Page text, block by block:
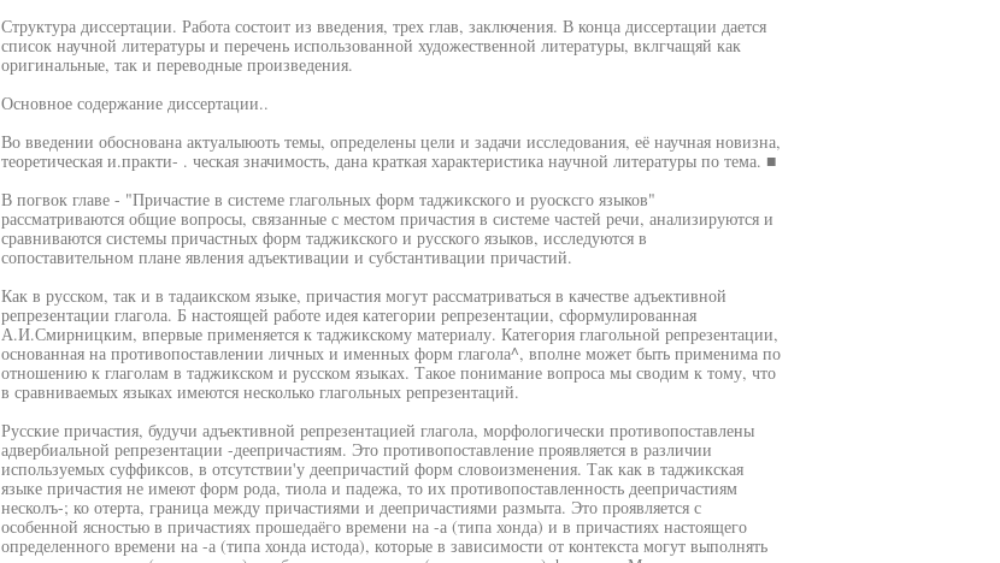
Структура диссертации. Работа состоит из введения, трех глав, заключения. В конца диссертации дается
список научной литературы и перечень использованной художественной литературы, вклгчащяй как
оригинальные, так и переводные произведения.
Основное содержание диссертации..
Во введении обоснована актуалыюоть темы, определены цели и задачи исследования, её научная новизна,
теоретическая и.практи- . ческая значимость, дана краткая характеристика научной литературы по тема. ■
В погвок главе - "Причастие в системе глагольных форм таджикского и руосксго языков"
рассматриваются общие вопросы, связанные с местом причастия в системе частей речи, анализируются и
сравниваются системы причастных форм таджикского и русского языков, исследуются в
сопоставительном плане явления адъективации и субстантивации причастий.
Как в русском, так и в тадаикском языке, причастия могут рассматриваться в качестве адъективной
репрезентации глагола. Б настоящей работе идея категории репрезентации, сформулированная
А.И.Смирницким, впервые применяется к таджикскому материалу. Категория глагольной репрезентации,
основанная на противопоставлении личных и именных форм глагола^, вполне может быть применима по
отношению к глаголам в таджикском и русском языках. Такое понимание вопроса мы сводим к тому, что
в сравниваемых языках имеются несколько глагольных репрезентаций.
Русские причастия, будучи адъективной репрезентацией глагола, морфологически противопоставлены
адвербиальной репрезентации -деепричастиям. Это противопоставление проявляется в различии
используемых суффиксов, в отсутствии'у деепричастий форм словоизменения. Так как в таджикская
языке причастия не имеют форм рода, тиола и падежа, то их противопоставленность деепричастиям
несколъ-; ко отерта, граница между причастиями и деепричастиями размыта. Это проявляется с
особенной ясностью в причастиях прошедаёго времени на -а (типа хонда) и в причастиях настоящего
определенного времени на -а (типа хонда истода), которые в зависимости от контекста могут выполнять